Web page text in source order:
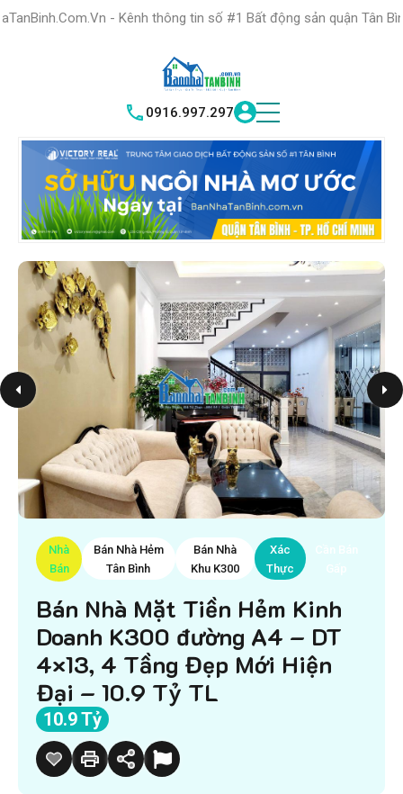
- Kênh thông tin số #1 Bất động sản quận Tân Bình "Nơi bạn
0916.997.297
Nhà
Bán
Bán Nhà Hẻm
Tân Bình
Bán Nhà
Khu K300
Xác
Thực
Cần Bán
Gấp
Bán Nhà Mặt Tiền Hẻm Kinh
Doanh K300 đường A4 – DT
4×13, 4 Tầng Đẹp Mới Hiện
Đại – 10.9 Tỷ TL
10.9 Tỷ
HỆ THỐNG TRUNG
TÂM GIAO DỊCH BĐS TỐT NHẤT QUẬN
TÂN BÌNHVICTORY REAL TÌM HIỂU NGAY|